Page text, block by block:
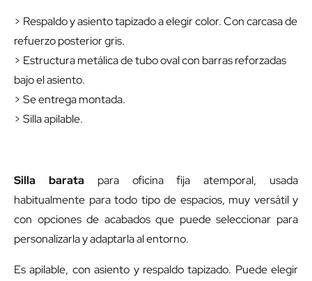
> Respaldo y asiento tapizado a elegir color. Con carcasa de
refuerzo posterior gris.
> Estructura metálica de tubo oval con barras reforzadas
bajo el asiento.
> Se entrega montada.
> Silla apilable.
Silla barata para oficina fija atemporal, usada
habitualmente para todo tipo de espacios, muy versátil y
con opciones de acabados que puede seleccionar para
personalizarla y adaptarla al entorno.
Es apilable, con asiento y respaldo tapizado. Puede elegir